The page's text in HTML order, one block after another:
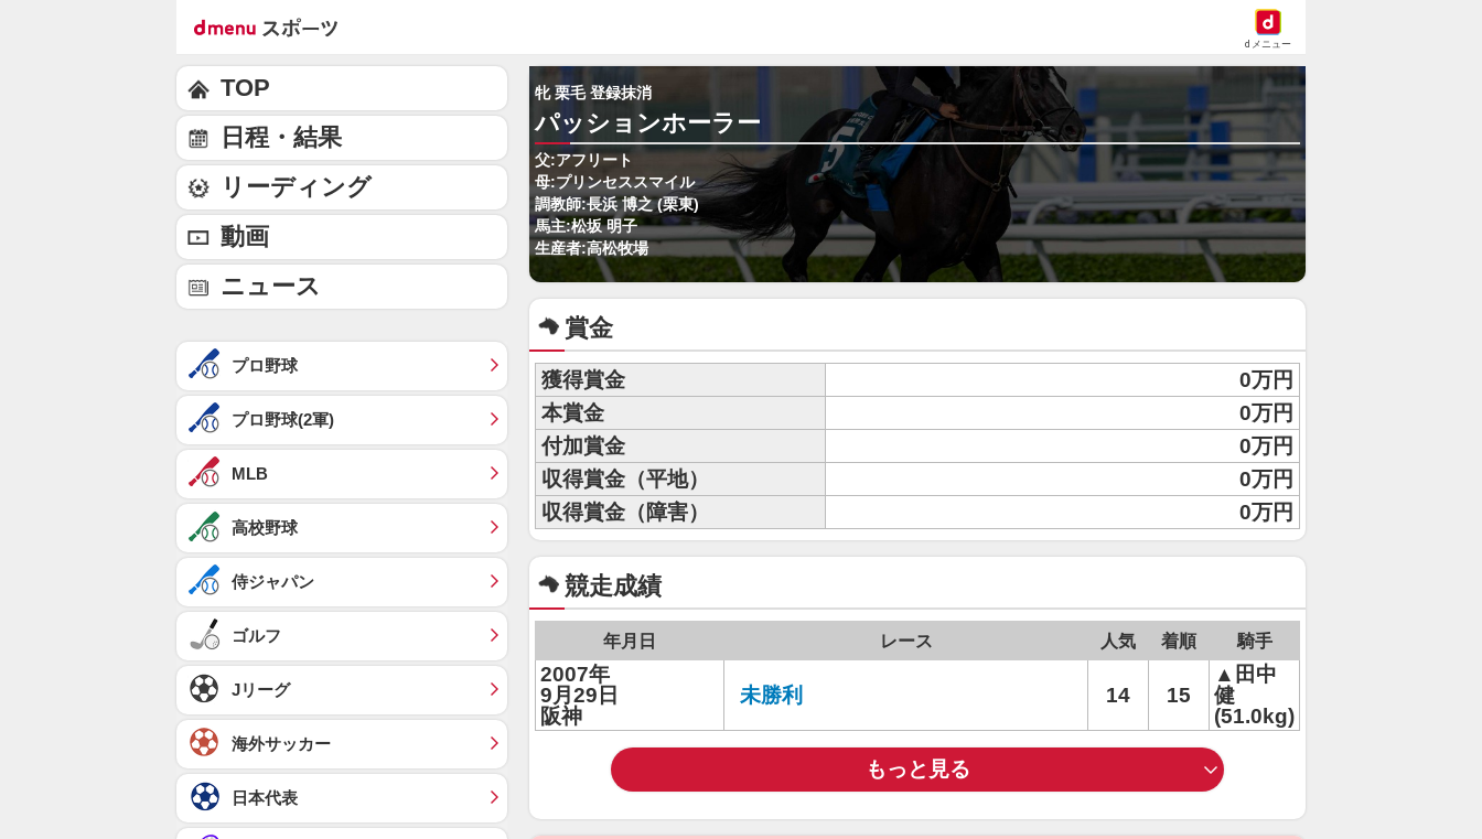
dメニュー
牝 栗毛 登録抹消
パッションホーラー
父:アフリート
母:プリンセススマイル
調教師:長浜 博之 (栗東)
馬主:松坂 明子
生産者:高松牧場
賞金
獲得賞金
0万円
本賞金
0万円
付加賞金
0万円
収得賞金（平地）
0万円
収得賞金（障害）
0万円
競走成績
年月日 レース 人気 着順 騎手
2007年
9月29日
阪神
未勝利 14 15
▲田中
健
(51.0kg)
もっと見る
TOP
日程・結果
リーディング
動画
ニュース
プロ野球
プロ野球(2軍)
MLB
高校野球
侍ジャパン
ゴルフ
Jリーグ
海外サッカー
日本代表